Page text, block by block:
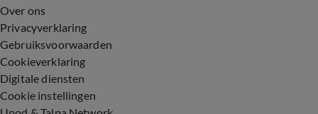
Over ons
Privacyverklaring
Gebruiksvoorwaarden
Cookieverklaring
Digitale diensten
Cookie instellingen